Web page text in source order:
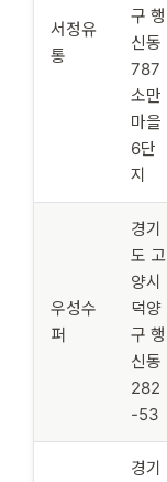
서정유
통
구 행
신동
787
소만
마을
6단
지
우성수
퍼
경기
도 고
양시
덕양
구 행
신동
282
-53
경기